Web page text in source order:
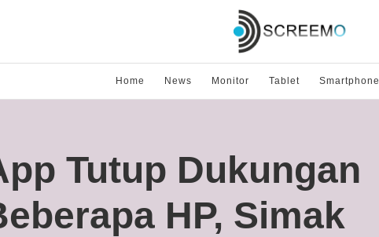
Home News Monitor Tablet Smartphone
Tutup Dukungan
HP, Simak